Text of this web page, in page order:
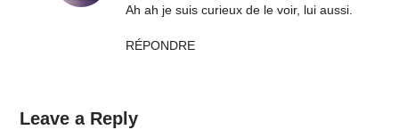
Ah ah je suis curieux de le voir, lui aussi.
RÉPONDRE
Leave a Reply